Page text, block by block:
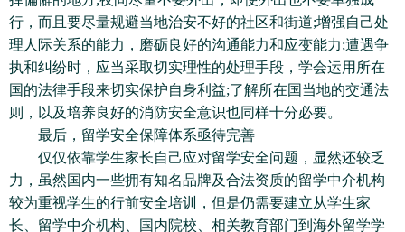
行，而且要尽量规避当地治安不好的社区和街道;增强自己处
理人际关系的能力，磨砺良好的沟通能力和应变能力;遭遇争
执和纠纷时，应当采取切实理性的处理手段，学会运用所在
国的法律手段来切实保护自身利益;了解所在国当地的交通法
则，以及培养良好的消防安全意识也同样十分必要。
最后，留学安全保障体系亟待完善
仅仅依靠学生家长自己应对留学安全问题，显然还较乏
力，虽然国内一些拥有知名品牌及合法资质的留学中介机构
较为重视学生的行前安全培训，但是仍需要建立从学生家
长、留学中介机构、国内院校、相关教育部门到海外留学学